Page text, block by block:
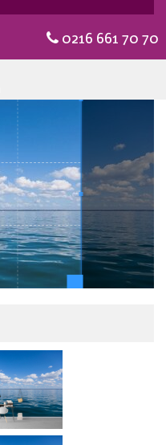
0216 661 70 70